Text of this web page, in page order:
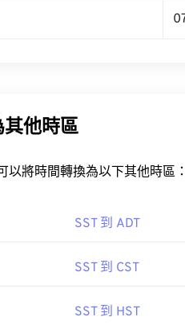
他時區
以將時間轉換為以下其他時區：
SST 到 ADT
SST 到 CST
SST 到 HST